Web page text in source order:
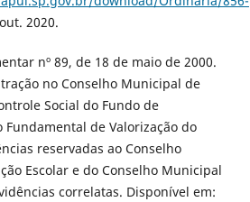
2020.
nº 89, de 18 de maio de 2000.
no Conselho Municipal de
Social do Fundo de
Fundamental de Valorização do
reservadas ao Conselho
Escolar e do Conselho Municipal
correlatas. Disponível em: